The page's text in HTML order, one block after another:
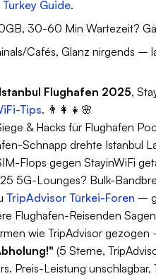
Guide.
30-60 Min Wartezeit?
Cafés, Glanz nirgends –
Flughafen 2025,
Tips. 👨‍👩‍👧🌸
& Hacks für Flughafen
Schnapp drehte Istanbul
Flops gegen StayinWiFi
5G-Lounges? Bulk-
TripAdvisor Türkei-Foren –
Flughafen-Reisenden
wie TripAdvisor
(5 Sterne,
Preis-Leistung